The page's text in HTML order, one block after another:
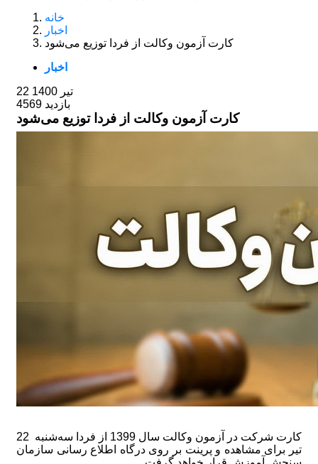
خانه
اخبار
کارت آزمون وکالت از فردا توزیع می‌شود
اخبار
22 تیر 1400
4569 بازدید
کارت آزمون وکالت از فردا توزیع می‌شود
کارت‌ شرکت در آزمون‌ وکالت سال 1399 از فردا سه‌شنبه 22
تیر برای مشاهده و پرینت بر روی درگاه اطلاع رسانی سازمان